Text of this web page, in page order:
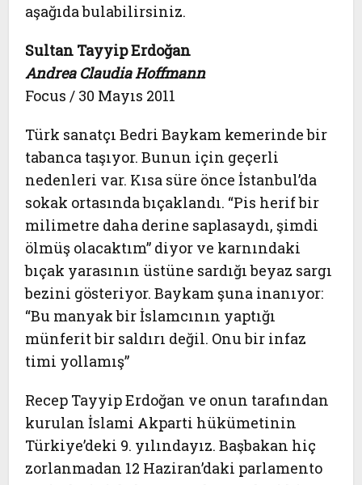
aşağıda bulabilirsiniz.
Sultan Tayyip Erdoğan
Andrea Claudia Hoffmann
Focus / 30 Mayıs 2011
Türk sanatçı Bedri Baykam kemerinde bir
tabanca taşıyor. Bunun için geçerli
nedenleri var. Kısa süre önce İstanbul’da
sokak ortasında bıçaklandı. “Pis herif bir
milimetre daha derine saplasaydı, şimdi
ölmüş olacaktım” diyor ve karnındaki
bıçak yarasının üstüne sardığı beyaz sargı
bezini gösteriyor. Baykam şuna inanıyor:
“Bu manyak bir İslamcının yaptığı
münferit bir saldırı değil. Onu bir infaz
timi yollamış”
Recep Tayyip Erdoğan ve onun tarafından
kurulan İslami Akparti hükümetinin
Türkiye’deki 9. yılındayız. Başbakan hiç
zorlanmadan 12 Haziran’daki parlamento